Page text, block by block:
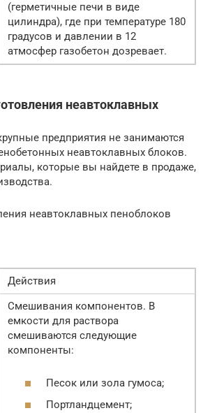
(герметичные печи в виде
цилиндра), где при температуре 180
градусов и давлении в 12
атмосфер газобетон дозревает.
неавтоклавных
предприятия не занимаются
неавтоклавных блоков.
которые вы найдете в продаже,
неавтоклавных пеноблоков
Действия
Смешивания компонентов. В
емкости для раствора
смешиваются следующие
компоненты:
Песок или зола гумоса;
Портландцемент;